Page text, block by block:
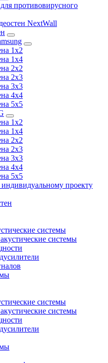
противовирусного
NextWall
1x2
1x4
2x2
2х3
3x3
4x4
5x5
1x2
1x4
2x2
2x3
3x3
4x4
5x5
проекту
системы
системы
системы
системы